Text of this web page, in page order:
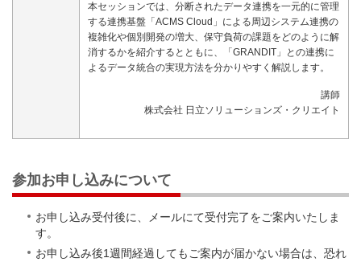
本セッションでは、分断されたデータ連携を一元的に管理
する連携基盤「ACMS Cloud」による周辺システム連携の
複雑化や個別開発の増大、保守負荷の課題をどのように解
消するかを紹介するとともに、「GRANDIT」との連携に
よるデータ統合の実現方法を分かりやすく解説します。
講師
株式会社 日立ソリューションズ・クリエイト
参加お申し込みについて
お申し込み受付後に、メールにて受付完了をご案内いたしま
す。
お申し込み後1週間経過してもご案内が届かない場合は、恐れ